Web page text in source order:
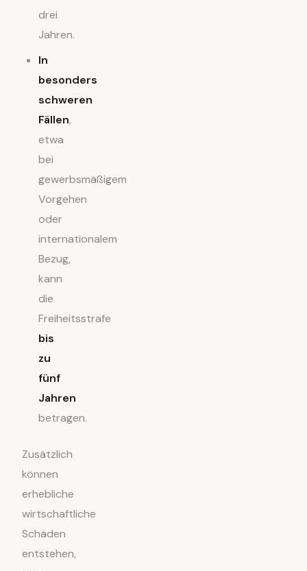
drei
Jahren.
In
besonders
schweren
Fällen,
etwa
bei
gewerbsmäßigem
Vorgehen
oder
internationalem
Bezug,
kann
die
Freiheitsstrafe
bis
zu
fünf
Jahren
betragen.
Zusätzlich
können
erhebliche
wirtschaftliche
Schäden
entstehen,